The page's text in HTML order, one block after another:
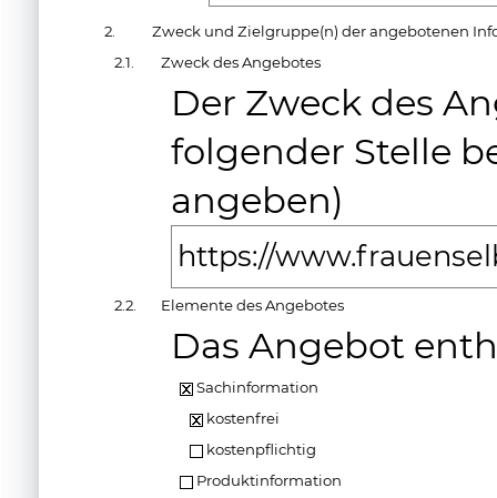
2.
Zweck und Zielgruppe(n) der angebotenen
2.1.
Zweck des Angebotes
Der Zweck des
folgender Stelle
angeben)
https://
2.2. Elemente des Angebotes
Das Angebot
Sachinformation
kostenfrei
kostenpflichtig
Produktinformation